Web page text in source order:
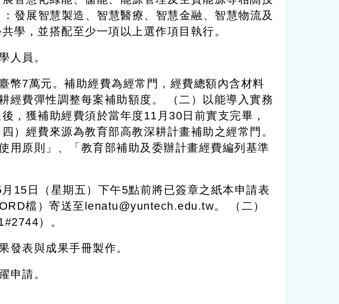
發展智慧製造、智慧醫療、智慧金融、智慧物流及
學，並搭配至少一項以上選作項目執行。
人員。
幣7萬元。補助經費為經常門，經費總額內含材料
經費彈性調整每案補助額度。 （二）以能導入實務
，獲補助經費須於當年度11月30日前實支完畢，
）經費來源為教育部高教深耕計畫補助之經常門。
用原則」、「教育部補助及委辦計畫經費編列基準
15日（星期五）下午5點前將已簽章之紙本申請表
檔）寄送至lenatu@yuntech.edu.tw。 （二）
）。
發表與成果手冊製作。
申請。